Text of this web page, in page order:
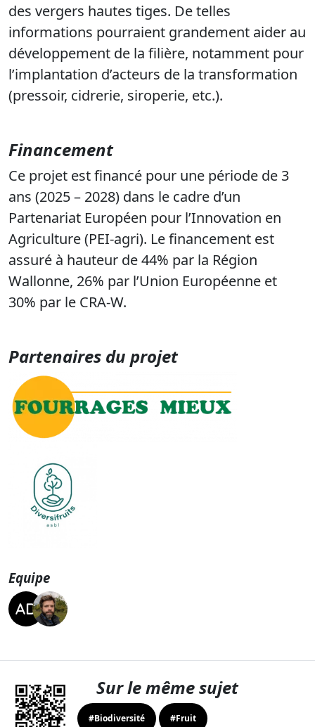
des vergers hautes tiges. De telles
informations pourraient grandement aider au
développement de la filière, notamment pour
l’implantation d’acteurs de la transformation
(pressoir, cidrerie, siroperie, etc.).
Financement
Ce projet estfinancé pour une période de 3
ans (2025 – 2028) dans le cadre d’un
Partenariat Européen pour l’Innovation en
Agriculture (PEI-agri). Le financement est
assuré à hauteur de 44% par la Région
Wallonne, 26% par l’Union Européenne et
30% par le CRA-W.
Partenaires du projet
Equipe
Sur le même sujet
#Biodiversité #Fruit